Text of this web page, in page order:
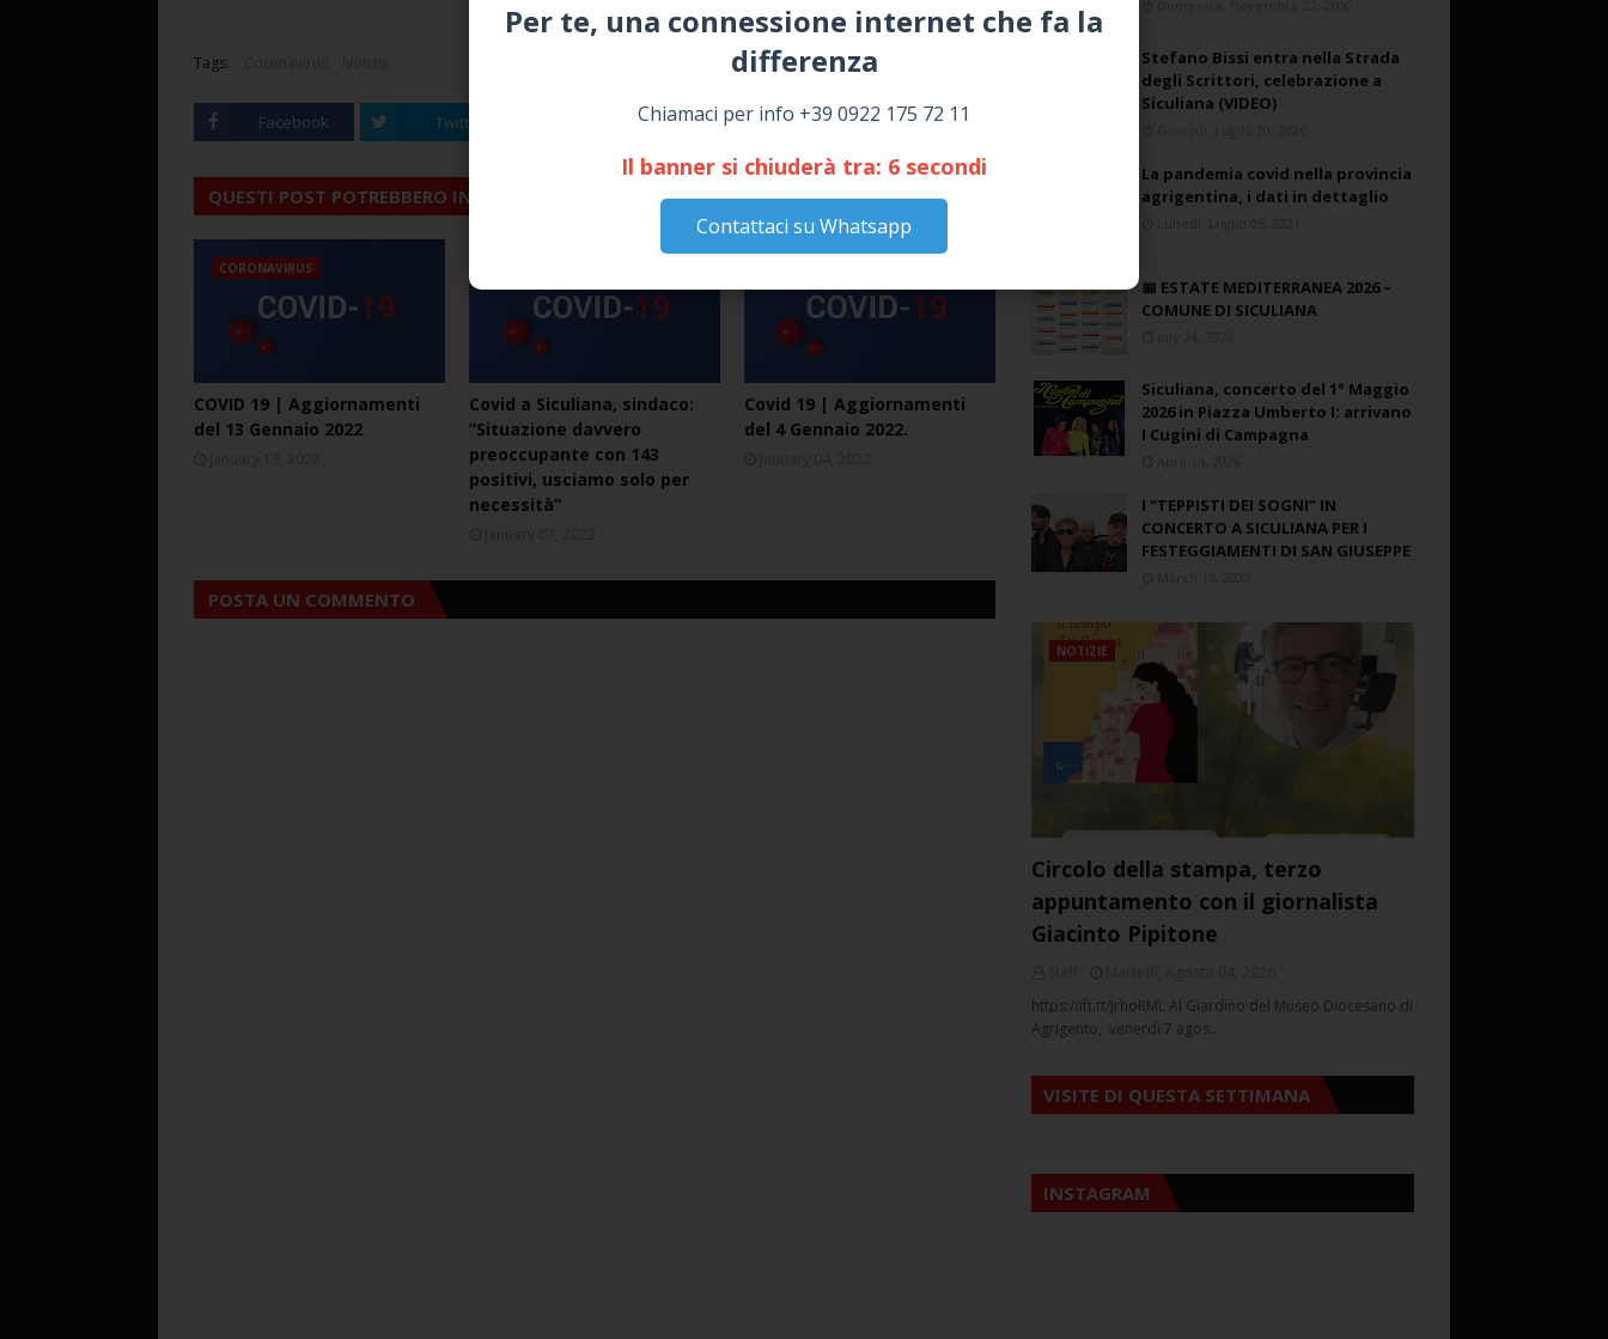
Tags:
Facebook Twitter
QUESTI POST POTREBBERO INTERESSARTI
CORONAVIRUS
COVID 19 | Aggiornamenti
del 13 Gennaio 2022
Covid a Siculiana, sindaco:
”Situazione davvero
preoccupante con 143
positivi, usciamo solo per
necessità”
Covid 19 | Aggiornamenti
del 4 Gennaio 2022.
POSTA UN COMMENTO
Per te, una connessione internet che fa la
differenza​
Chiamaci per info +39 0922 175 72 11
Il banner si chiuderà tra: 5 secondi
Contattaci su Whatsapp
Stefano Bissi entra nella Strada
degli Scrittori, celebrazione a
Siculiana (VIDEO)
La pandemia covid nella provincia
agrigentina, i dati in dettaglio
📅 ESTATE MEDITERRANEA 2026 –
COMUNE DI SICULIANA
Siculiana, concerto del 1° Maggio
2026 in Piazza Umberto I: arrivano
I Cugini di Campagna
I “TEPPISTI DEI SOGNI” IN
CONCERTO A SICULIANA PER I
FESTEGGIAMENTI DI SAN GIUSEPPE
NOTIZIE
Circolo della stampa, terzo
appuntamento con il giornalista
Giacinto Pipitone
https://ift.tt/JrhoRML Al Giardino del Museo Diocesano di
Agrigento, venerdì 7 agos…
VISITE DI QUESTA SETTIMANA
INSTAGRAM